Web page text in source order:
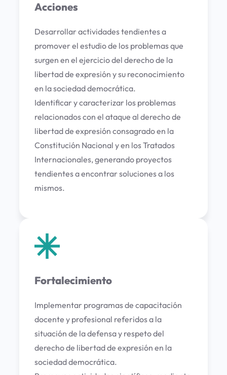
Acciones
Desarrollar actividades tendientes a
promover el estudio de los problemas que
surgen en el ejercicio del derecho de la
libertad de expresión y su reconocimiento
en la sociedad democrática.
Identificar y caracterizar los problemas
relacionados con el ataque al derecho de
libertad de expresión consagrado en la
Constitución Nacional y en los Tratados
Internacionales, generando proyectos
tendientes a encontrar soluciones a los
mismos.
Fortalecimiento
Implementar programas de capacitación
docente y profesional referidos a la
situación de la defensa y respeto del
derecho de libertad de expresión en la
sociedad democrática.